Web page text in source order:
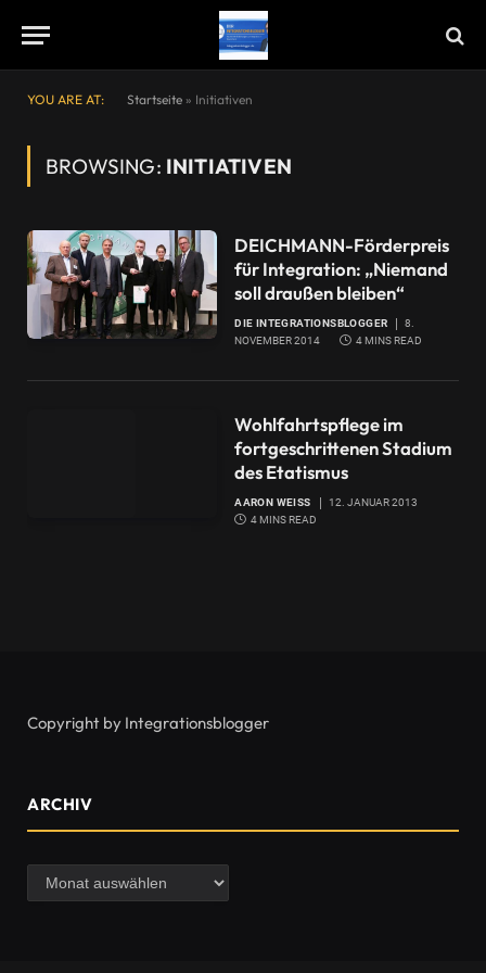
YOU ARE AT: Startseite » Initiativen
BROWSING: INITIATIVEN
DEICHMANN-Förderpreis
für Integration: „Niemand
soll draußen bleiben“
DIE INTEGRATIONSBLOGGER
8.
NOVEMBER 2014
4 MINS READ
Wohlfahrtspflege im
fortgeschrittenen Stadium
des Etatismus
AARON WEISS
12. JANUAR 2013
4 MINS READ
Copyright by Integrationsblogger
ARCHIV
Archiv